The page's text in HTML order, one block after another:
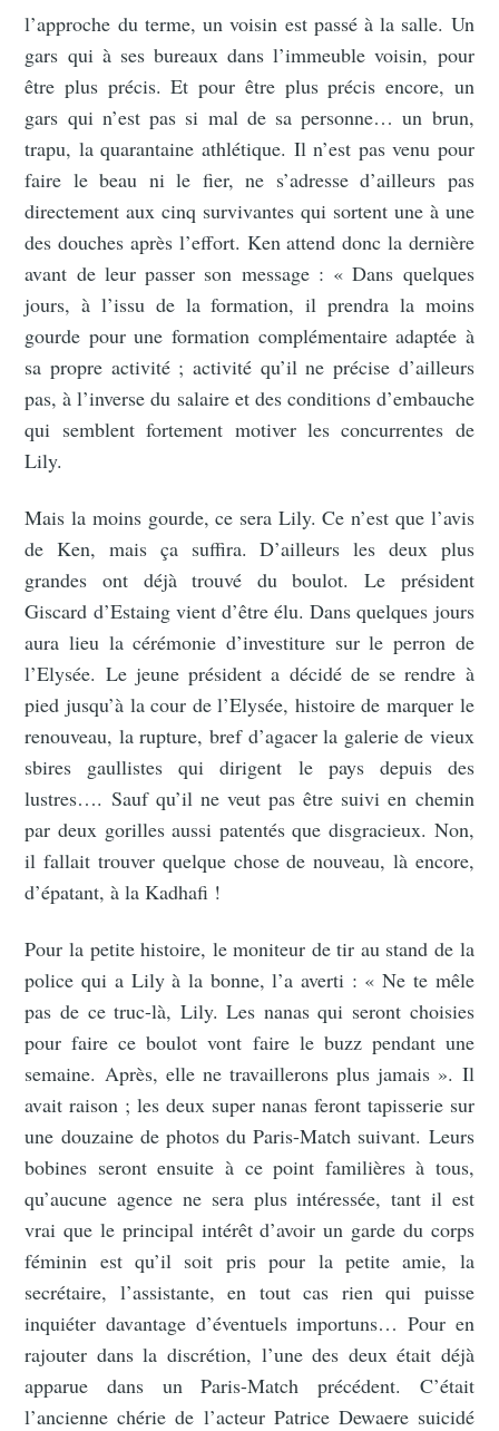
l’approche du terme, un voisin est passé à la salle. Un
gars qui à ses bureaux dans l’immeuble voisin, pour
être plus précis. Et pour être plus précis encore, un
gars qui n’est pas si mal de sa personne… un brun,
trapu, la quarantaine athlétique. Il n’est pas venu pour
faire le beau ni le fier, ne s’adresse d’ailleurs pas
directement aux cinq survivantes qui sortent une à une
des douches après l’effort. Ken attend donc la dernière
avant de leur passer son message : « Dans quelques
jours, à l’issu de la formation, il prendra la moins
gourde pour une formation complémentaire adaptée à
sa propre activité ; activité qu’il ne précise d’ailleurs
pas, à l’inverse du salaire et des conditions d’embauche
qui semblent fortement motiver les concurrentes de
Lily.
Mais la moins gourde, ce sera Lily. Ce n’est que l’avis
de Ken, mais ça suffira. D’ailleurs les deux plus
grandes ont déjà trouvé du boulot. Le président
Giscard d’Estaing vient d’être élu. Dans quelques jours
aura lieu la cérémonie d’investiture sur le perron de
l’Elysée. Le jeune président a décidé de se rendre à
pied jusqu’à la cour de l’Elysée, histoire de marquer le
renouveau, la rupture, bref d’agacer la galerie de vieux
sbires gaullistes qui dirigent le pays depuis des
lustres…. Sauf qu’il ne veut pas être suivi en chemin
par deux gorilles aussi patentés que disgracieux. Non,
il fallait trouver quelque chose de nouveau, là encore,
d’épatant, à la Kadhafi !
Pour la petite histoire, le moniteur de tir au stand de la
police qui a Lily à la bonne, l’a averti : « Ne te mêle
pas de ce truc-là, Lily. Les nanas qui seront choisies
pour faire ce boulot vont faire le buzz pendant une
semaine. Après, elle ne travaillerons plus jamais ». Il
avait raison ; les deux super nanas feront tapisserie sur
une douzaine de photos du Paris-Match suivant. Leurs
bobines seront ensuite à ce point familières à tous,
qu’aucune agence ne sera plus intéressée, tant il est
vrai que le principal intérêt d’avoir un garde du corps
féminin est qu’il soit pris pour la petite amie, la
secrétaire, l’assistante, en tout cas rien qui puisse
inquiéter davantage d’éventuels importuns… Pour en
rajouter dans la discrétion, l’une des deux était déjà
apparue dans un Paris-Match précédent. C’était
l’ancienne chérie de l’acteur Patrice Dewaere suicidé